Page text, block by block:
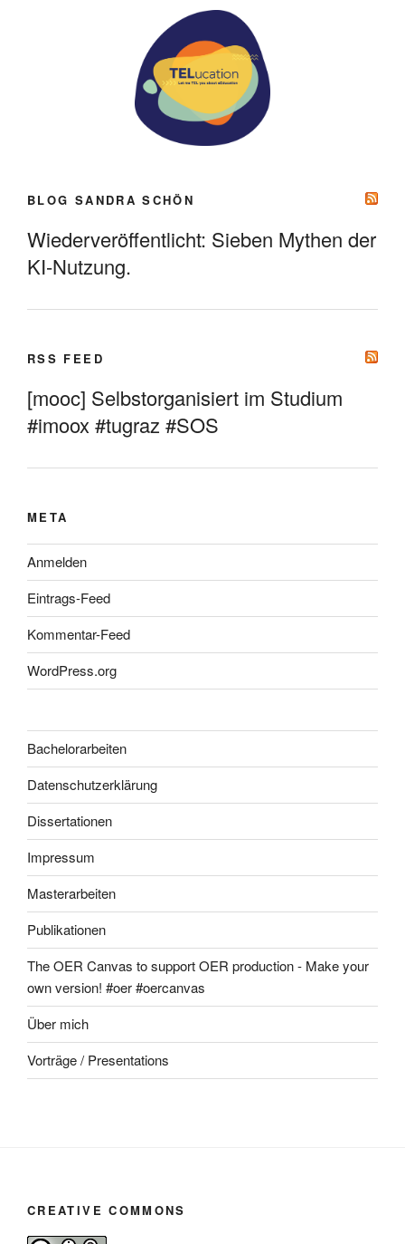
BLOG SANDRA SCHÖN
Wiederveröffentlicht: Sieben Mythen der
KI-Nutzung.
RSS FEED
[mooc] Selbstorganisiert im Studium
#imoox #tugraz #SOS
META
Anmelden
Eintrags-Feed
Kommentar-Feed
WordPress.org
Bachelorarbeiten
Datenschutzerklärung
Dissertationen
Impressum
Masterarbeiten
Publikationen
The OER Canvas to support OER production - Make your
own version! #oer #oercanvas
Über mich
Vorträge / Presentations
CREATIVE COMMONS